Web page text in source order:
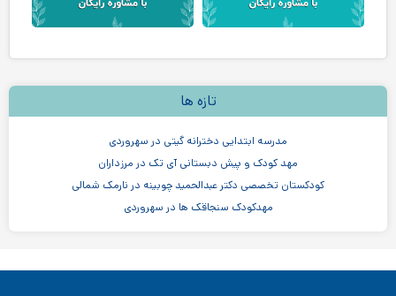
تازه ها
مدرسه ابتدایی دخترانه گیتی در سهروردی
مهد کودک و پیش دبستانی آی تک در مرزداران
کودکستان تخصصی دکتر عبدالحمید چوبینه در نارمک شمالی
مهدکودک سنجاقک ها در سهروردی
موسسه اندیشه کیان ابر سفید در ظفر